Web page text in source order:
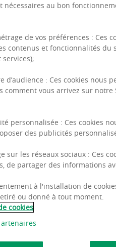
Copilot, BNP
la capacité
plus durables et plus
et
la
tertiaires évoluent
confort des
assistant intelligent
optimiser l’exploitation
nécessaires au bon
de vos préférences : Ces
contenus et fonctionnalités du
d’audience : Ces cookies nous
comment vous arrivez sur
personnalisée : Ces cookies
des publicités
sur les réseaux sociaux : Ces
de partager des informations
à l'installation de
ou donné à tout moment.
cookies